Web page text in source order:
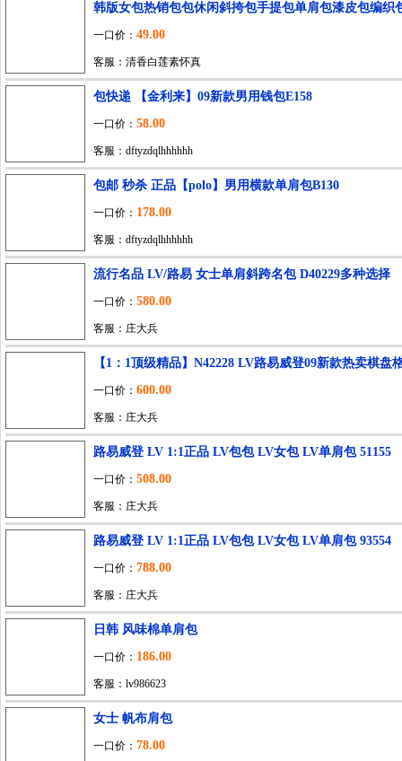
韩版女包热销包包休闲斜挎包手提包单肩包漆皮包编织
一口价： 49.00
客服：清香白莲素怀真
包快递 【金利来】09新款男用钱包E158
一口价： 58.00
客服：dftyzdqlhhhhhh
包邮 秒杀 正品【polo】男用横款单肩包B130
一口价： 178.00
客服：dftyzdqlhhhhhh
流行名品 LV/路易 女士单肩斜跨名包 D40229多种选择
一口价： 580.00
客服：庄大兵
【1：1顶级精品】N42228 LV路易威登09新款热卖棋盘
一口价： 600.00
客服：庄大兵
路易威登 LV 1:1正品 LV包包 LV女包 LV单肩包 51155
一口价： 508.00
客服：庄大兵
路易威登 LV 1:1正品 LV包包 LV女包 LV单肩包 93554
一口价： 788.00
客服：庄大兵
日韩 风味棉单肩包
一口价： 186.00
客服：lv986623
女士 帆布肩包
一口价： 78.00